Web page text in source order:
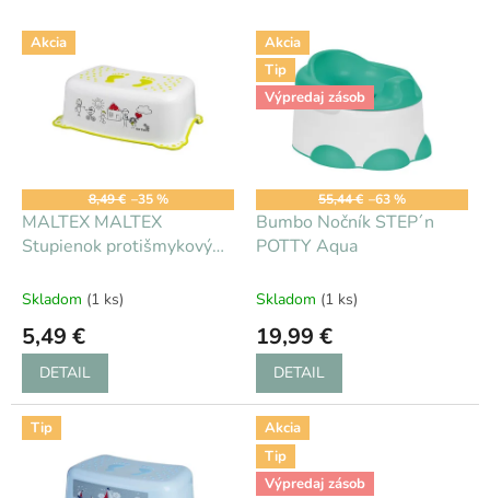
V Akcia
8,49 € –35 %
MALTEX MALTEX
Stupienok protišmykový
Skladom (1 ks)
5,49 €
DETAIL
Akcia
Tip
Výpredaj zásob
55,44 € –63 %
Bumbo Nočník STEP´n
POTTY Aqua
Skladom (1 ks)
19,99 €
DETAIL
Tip
Akcia
Tip
Výpredaj zásob